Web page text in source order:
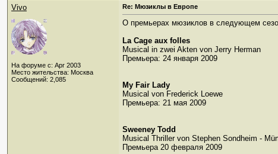
Vivo
На форуме с: Apr 2003
Место жительства: Москва
Сообщений: 2,085
Re: Мюзиклы в Европе
О премьерах мюзиклов в следующем
La Cage aux folles
Musical in zwei Akten von Jerry Herman
Премьера: 24 января 2009
My Fair Lady
Musical von Frederick Loewe
Премьера: 21 мая 2009
Sweeney Todd
Musical Thriller von Stephen Sondheim -
Премьера 20 февраля 2009